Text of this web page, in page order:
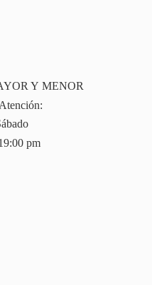
Y MENOR
00 pm